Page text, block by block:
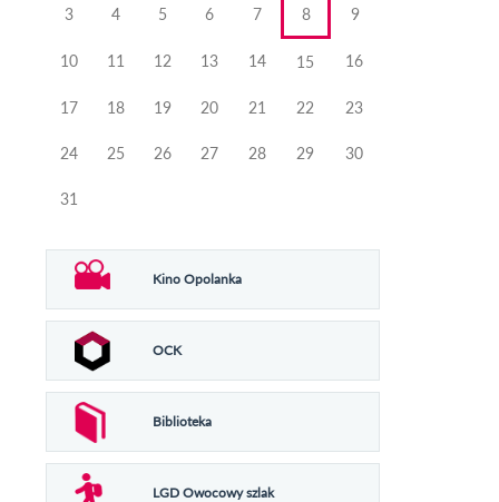
3 4 5 6 7 8 9
10 11 12 13 14 15 16
17 18 19 20 21 22 23
24 25 26 27 28 29 30
31
Kino Opolanka
OCK
Biblioteka
LGD Owocowy szlak